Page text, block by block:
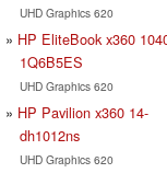
UHD Graphics 620
HP EliteBook x360
1Q6B5ES
UHD Graphics 620
HP Pavilion x360 14-
dh1012ns
UHD Graphics 620